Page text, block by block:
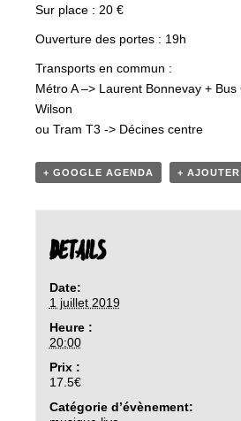
Sur place : 20 €
Ouverture des portes : 19h
Transports en commun :
Métro A –> Laurent Bonnevay +
Wilson
ou Tram T3 -> Décines centre
+ GOOGLE AGENDA +
DETAILS
Date:
1 juillet 2019
Heure :
20:00
Prix :
17.5€
Catégorie d’évènement: